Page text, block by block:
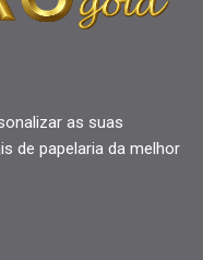
as suas
de papelaria da melhor